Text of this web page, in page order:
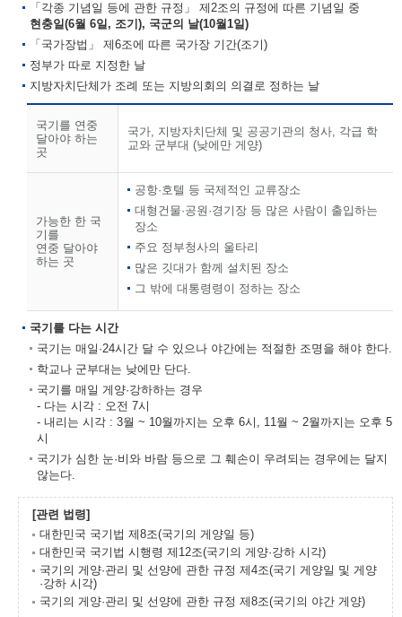
「각종 기념일 등에 관한 규정」 제2조의 규정에 따른 기념일 중
현충일(6월 6일, 조기), 국군의 날(10월1일)
「국가장법」 제6조에 따른 국가장 기간(조기)
정부가 따로 지정한 날
지방자치단체가 조례 또는 지방의회의 의결로 정하는 날
국기를 연중
달아야 하는
곳
국가, 지방자치단체 및 공공기관의 청사, 각급 학
교와 군부대 (낮에만 게양)
가능한 한 국
기를
연중 달아야
하는 곳
공항·호텔 등 국제적인 교류장소
대형건물·공원·경기장 등 많은 사람이 출입하는
장소
주요 정부청사의 울타리
많은 깃대가 함께 설치된 장소
그 밖에 대통령령이 정하는 장소
국기를 다는 시간
국기는 매일·24시간 달 수 있으나 야간에는 적절한 조명을 해야 한다.
학교나 군부대는 낮에만 단다.
국기를 매일 게양·강하하는 경우
- 다는 시각 : 오전 7시
- 내리는 시각 : 3월 ~ 10월까지는 오후 6시, 11월 ~ 2월까지는 오후 5
시
국기가 심한 눈·비와 바람 등으로 그 훼손이 우려되는 경우에는 달지
않는다.
[관련 법령]
대한민국 국기법 제8조(국기의 게양일 등)
대한민국 국기법 시행령 제12조(국기의 게양·강하 시각)
국기의 게양·관리 및 선양에 관한 규정 제4조(국기 게양일 및 게양
·강하 시각)
국기의 게양·관리 및 선양에 관한 규정 제8조(국기의 야간 게양)